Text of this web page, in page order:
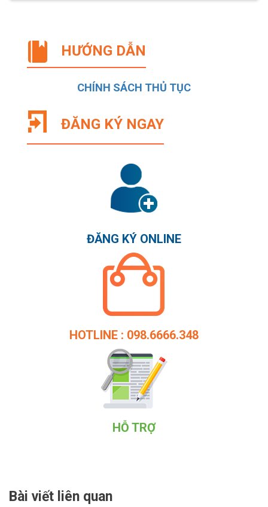
HƯỚNG DẪN
CHÍNH SÁCH THỦ TỤC
ĐĂNG KÝ NGAY
ĐĂNG KÝ ONLINE
HOTLINE : 098.6666.348
HỖ TRỢ
Bài viết liên quan